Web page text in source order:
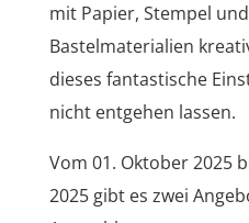
mit Papier, Stempel
Bastelmaterialien
dieses fantastische
nicht entgehen lassen.
Vom 01. Oktober 2025
2025 gibt es zwei